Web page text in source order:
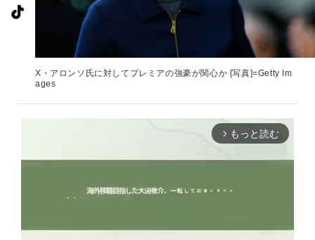
X・アロンソ氏に対してプレミアの強豪が関心か [写真]=Getty Im
ages
arrow_forward_ios もっと読む